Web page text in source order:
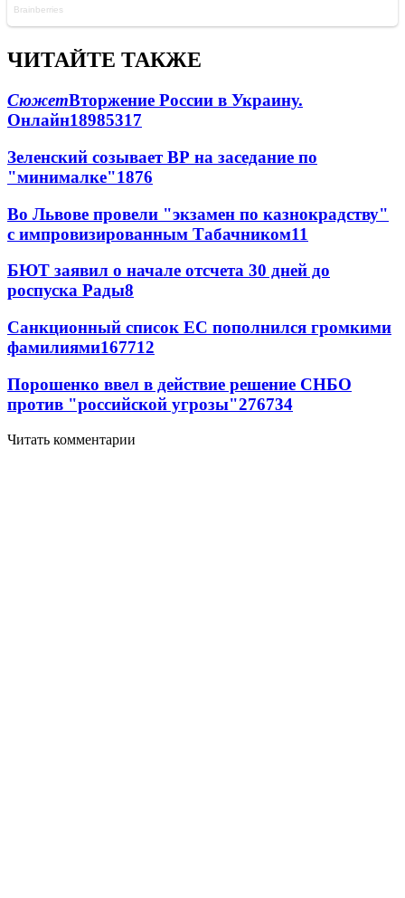
ЧИТАЙТЕ ТАКЖЕ
СюжетВторжение России в Украину.
Онлайн18985317
Зеленский созывает ВР на заседание по
"минималке"1876
Во Львове провели "экзамен по казнокрадству"
с импровизированным Табачником11
БЮТ заявил о начале отсчета 30 дней до
роспуска Рады8
Санкционный список ЕС пополнился громкими
фамилиями167712
Порошенко ввел в действие решение СНБО
против "российской угрозы"276734
Читать комментарии